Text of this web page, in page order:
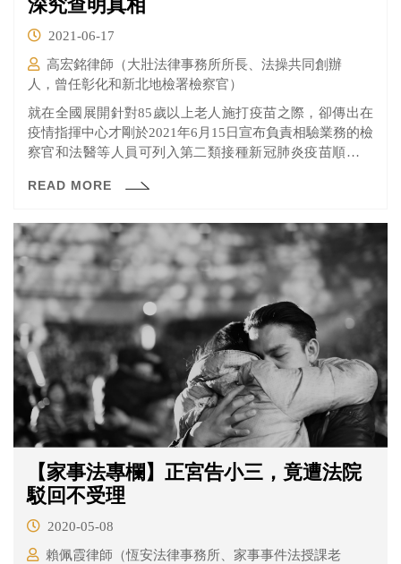
深究查明真相
2021-06-17
高宏銘律師（大壯法律事務所所長、法操共同創辦
人，曾任彰化和新北地檢署檢察官）
就在全國展開針對85歲以上老人施打疫苗之際，卻傳出在
疫情指揮中心才剛於2021年6月15日宣布負責相驗業務的檢
察官和法醫等人員可列入第二類接種新冠肺炎疫苗順位，
多位人員施打疫苗完畢了。
READ MORE
【家事法專欄】正宮告小三，竟遭法院
駁回不受理
2020-05-08
賴佩霞律師（恆安法律事務所、家事事件法授課老